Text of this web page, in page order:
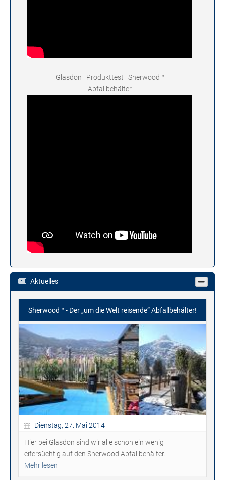
Glasdon | Produkttest | Sherwood™
Abfallbehälter
Aktuelles
Sherwood™ - Der „um die Welt reisende“ Abfallbehälter!
Dienstag, 27. Mai 2014
Hier bei Glasdon sind wir alle schon ein wenig
eifersüchtig auf den Sherwood Abfallbehälter.
Mehr lesen